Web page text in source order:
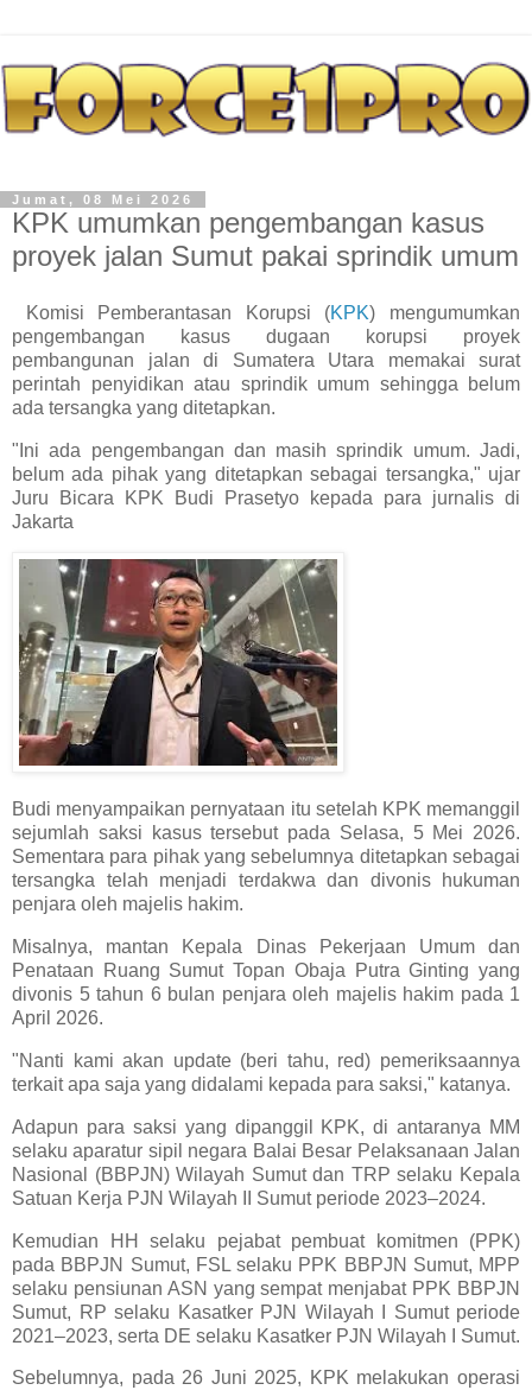
Jumat, 08 Mei 2026
KPK umumkan pengembangan kasus
proyek jalan Sumut pakai sprindik umum
Komisi Pemberantasan Korupsi (KPK) mengumumkan
pengembangan kasus dugaan korupsi proyek
pembangunan jalan di Sumatera Utara memakai surat
perintah penyidikan atau sprindik umum sehingga belum
ada tersangka yang ditetapkan.
"Ini ada pengembangan dan masih sprindik umum. Jadi,
belum ada pihak yang ditetapkan sebagai tersangka," ujar
Juru Bicara KPK Budi Prasetyo kepada para jurnalis di
Jakarta
Budi menyampaikan pernyataan itu setelah KPK memanggil
sejumlah saksi kasus tersebut pada Selasa, 5 Mei 2026.
Sementara para pihak yang sebelumnya ditetapkan sebagai
tersangka telah menjadi terdakwa dan divonis hukuman
penjara oleh majelis hakim.
Misalnya, mantan Kepala Dinas Pekerjaan Umum dan
Penataan Ruang Sumut Topan Obaja Putra Ginting yang
divonis 5 tahun 6 bulan penjara oleh majelis hakim pada 1
April 2026.
"Nanti kami akan update (beri tahu, red) pemeriksaannya
terkait apa saja yang didalami kepada para saksi," katanya.
Adapun para saksi yang dipanggil KPK, di antaranya MM
selaku aparatur sipil negara Balai Besar Pelaksanaan Jalan
Nasional (BBPJN) Wilayah Sumut dan TRP selaku Kepala
Satuan Kerja PJN Wilayah II Sumut periode 2023–2024.
Kemudian HH selaku pejabat pembuat komitmen (PPK)
pada BBPJN Sumut, FSL selaku PPK BBPJN Sumut, MPP
selaku pensiunan ASN yang sempat menjabat PPK BBPJN
Sumut, RP selaku Kasatker PJN Wilayah I Sumut periode
2021–2023, serta DE selaku Kasatker PJN Wilayah I Sumut.
Sebelumnya, pada 26 Juni 2025, KPK melakukan operasi